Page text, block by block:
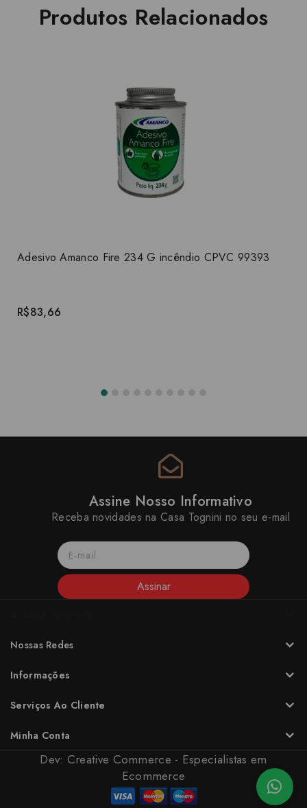
Produtos Relacionados
Adesivo Amanco Fire 234 G incêndio CPVC 99393
R$83,66
Assine Nosso Informativo
Receba novidades na Casa Tognini no seu e-mail
Assinar
Nossas Redes
Informações
Serviços Ao Cliente
Minha Conta
Dev: Creative Commerce - Especialistas em
Ecommerce